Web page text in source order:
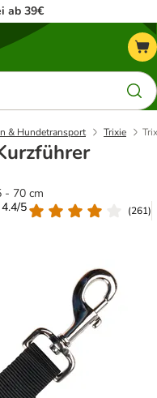
ab 39€
& Hundetransport Trixie
- 70 cm
5
(261)